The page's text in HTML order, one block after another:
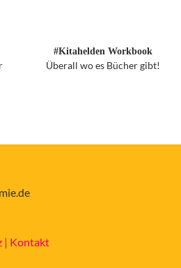
#Kitahelden Workbook
Überall wo es Bücher gibt!
| Kontakt